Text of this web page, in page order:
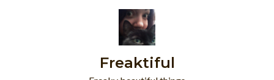
Freaktiful